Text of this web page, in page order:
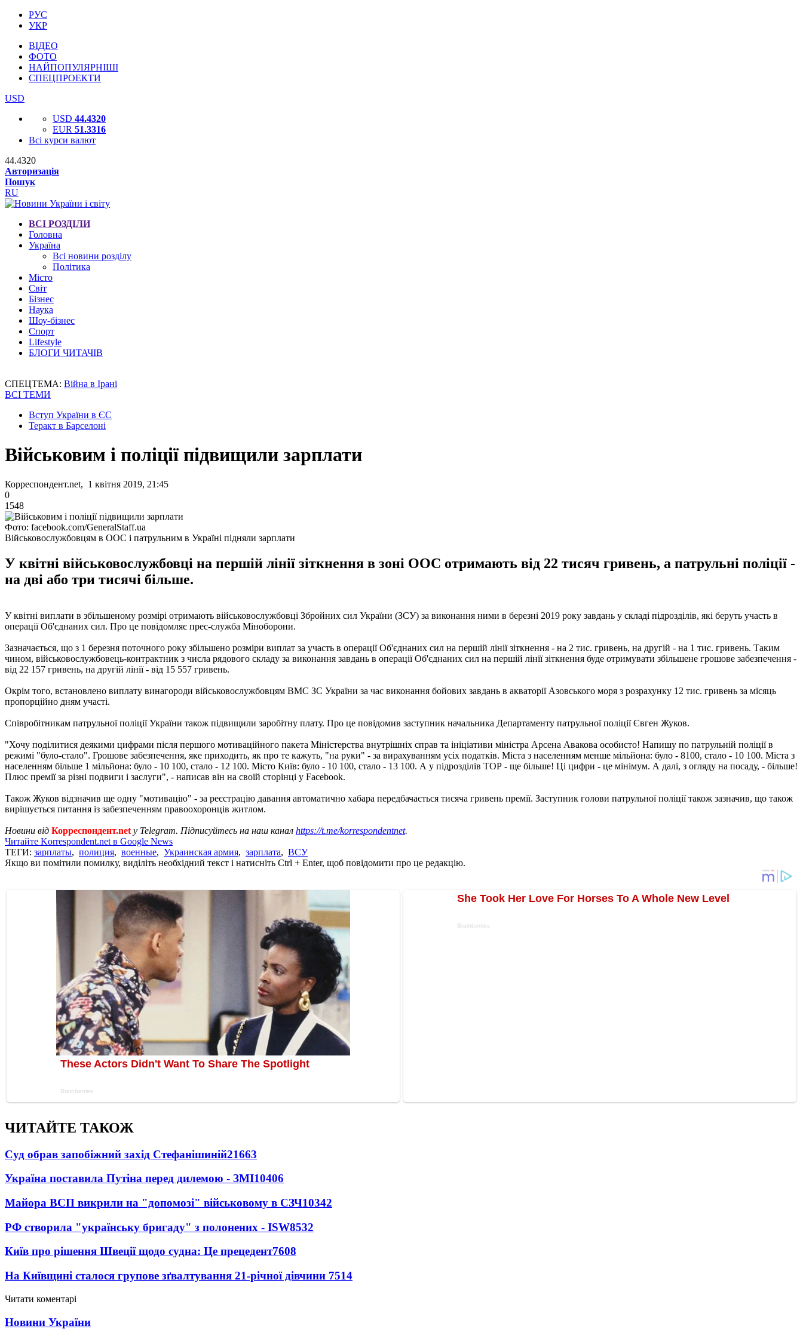
РУС
УКР
ВІДЕО
ФОТО
НАЙПОПУЛЯРНІШІ
СПЕЦПРОЕКТИ
USD
USD 44.4320
EUR 51.3316
Всі курси валют
44.4320
Авторизація
Пошук
RU
ВСІ РОЗДІЛИ
Головна
Україна
Всі новини розділу
Політика
Місто
Світ
Бізнес
Наука
Шоу-бізнес
Спорт
Lifestyle
БЛОГИ ЧИТАЧІВ
СПЕЦТЕМА: Війна в Ірані
ВСІ ТЕМИ
Вступ України в ЄС
Теракт в Барселоні
Військовим і поліції підвищили зарплати
Корреспондент.net, 1 квітня 2019, 21:45
0
1548
Фото: facebook.com/GeneralStaff.ua
Військовослужбовцям в ООС і патрульним в Україні підняли зарплати
У квітні військовослужбовці на першій лінії зіткнення в зоні ООС отримають від 22 тисяч гривень, а патрульні поліції -
на дві або три тисячі більше.
У квітні виплати в збільшеному розмірі отримають військовослужбовці Збройних сил України (ЗСУ) за виконання ними в березні 2019 року завдань у складі підрозділів, які беруть участь в
операції Об'єднаних сил. Про це повідомляє прес-служба Міноборони.
Зазначається, що з 1 березня поточного року збільшено розміри виплат за участь в операції Об'єднаних сил на першій лінії зіткнення - на 2 тис. гривень, на другій - на 1 тис. гривень. Таким
чином, військовослужбовець-контрактник з числа рядового складу за виконання завдань в операції Об'єднаних сил на першій лінії зіткнення буде отримувати збільшене грошове забезпечення -
від 22 157 гривень, на другій лінії - від 15 557 гривень.
Окрім того, встановлено виплату винагороди військовослужбовцям ВМС ЗС України за час виконання бойових завдань в акваторії Азовського моря з розрахунку 12 тис. гривень за місяць
пропорційно дням участі.
Співробітникам патрульної поліції України також підвищили заробітну плату. Про це повідомив заступник начальника Департаменту патрульної поліції Євген Жуков.
"Хочу поділитися деякими цифрами після першого мотиваційного пакета Міністерства внутрішніх справ та ініціативи міністра Арсена Авакова особисто! Напишу по патрульній поліції в
режимі "було-стало". Грошове забезпечення, яке приходить, як про те кажуть, "на руки" - за вирахуванням усіх податків. Міста з населенням менше мільйона: було - 8100, стало - 10 100. Міста з
населенням більше 1 мільйона: було - 10 100, стало - 12 100. Місто Київ: було - 10 100, стало - 13 100. А у підрозділів ТОР - ще більше! Ці цифри - це мінімум. А далі, з огляду на посаду, - більше!
Плюс премії за різні подвиги і заслуги", - написав він на своїй сторінці у Facebook.
Також Жуков відзначив ще одну "мотивацію" - за реєстрацію давання автоматично хабара передбачається тисяча гривень премії. Заступник голови патрульної поліції також зазначив, що також
вирішується питання із забезпеченням правоохоронців житлом.
Новини від Корреспондент.net у Telegram. Підписуйтесь на наш канал https://t.me/korrespondentnet.
Читайте Korrespondent.net в Google News
ТЕГИ: зарплаты, полиция, военные, Украинская армия, зарплата, ВСУ
Якщо ви помітили помилку, виділіть необхідний текст і натисніть Ctrl + Enter, щоб повідомити про це редакцію.
ЧИТАЙТЕ ТАКОЖ
Суд обрав запобіжний захід Стефанішиній21663
Україна поставила Путіна перед дилемою - ЗМІ10406
Майора ВСП викрили на "допомозі" військовому в СЗЧ10342
РФ створила "українську бригаду" з полонених - ISW8532
Київ про рішення Швеції щодо судна: Це прецедент7608
На Київщині сталося групове зґвалтування 21-річної дівчини 7514
Читати коментарі
Новини України